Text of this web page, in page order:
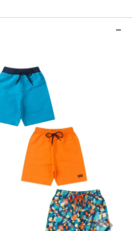
3 4 6